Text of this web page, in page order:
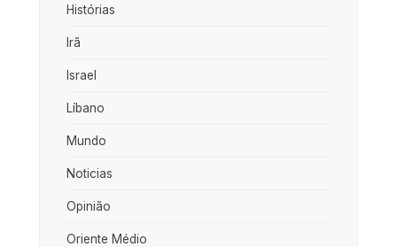
Histórias
Irã
Israel
Líbano
Mundo
Noticias
Opinião
Oriente Médio